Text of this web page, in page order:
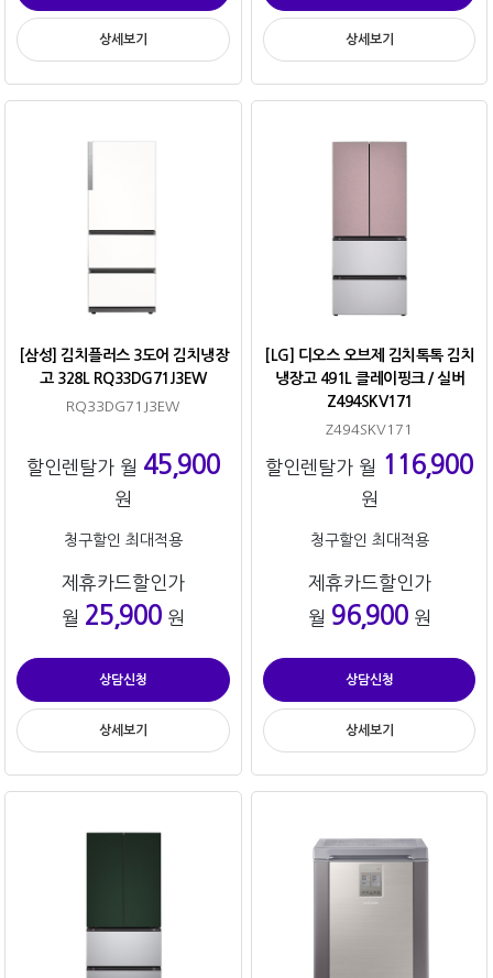
상세보기 상세보기
[삼성] 김치플러스 3도어 김치냉장
고 328L RQ33DG71J3EW
RQ33DG71J3EW
할인렌탈가 월 45,900
원
청구할인 최대적용
제휴카드할인가
월 25,900원
상담신청
상세보기
[LG] 디오스 오브제 김치톡톡 김치
냉장고 491L 클레이핑크 / 실버
Z494SKV171
Z494SKV171
할인렌탈가 월 116,900
원
청구할인 최대적용
제휴카드할인가
월 96,900원
상담신청
상세보기